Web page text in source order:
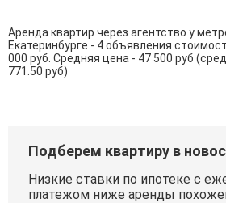
Аренда квартир через агентство у
Екатеринбурге - 4 объявления
000 руб. Средняя цена - 47 500 руб
771.50 руб)
Подберем квартиру в
Низкие ставки по ипотеке с
платежом ниже аренды